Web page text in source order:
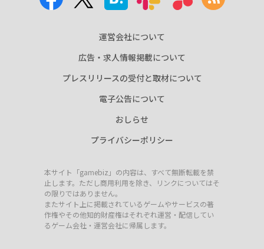
運営会社について
広告・求人情報掲載について
プレスリリースの受付と取材について
電子公告について
おしらせ
プライバシーポリシー
本サイト「gamebiz」の内容は、すべて無断転載を禁
止します。ただし商用利用を除き、リンクについてはそ
の限りではありません。
またサイト上に掲載されているゲームやサービスの著
作権やその他知的財産権はそれぞれ運営・配信してい
るゲーム会社・運営会社に帰属します。